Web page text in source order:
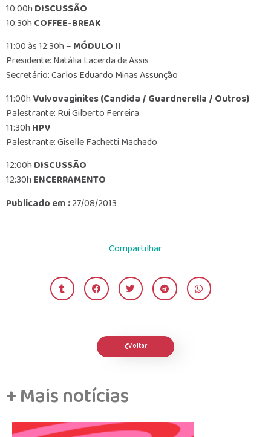
10:00hDISCUSSÃO
10:30hCOFFEE-BREAK
11:00 às 12:30h –MÓDULO II
Presidente: Natália Lacerda de Assis
Secretário: Carlos Eduardo Minas Assunção
11:00hVulvovaginites (Candida / Guardnerella / Outros)
Palestrante: Rui Gilberto Ferreira
11:30hHPV
Palestrante: Giselle Fachetti Machado
12:00hDISCUSSÃO
12:30hENCERRAMENTO
Publicado em :27/08/2013
Compartilhar
Voltar
+ Mais notícias